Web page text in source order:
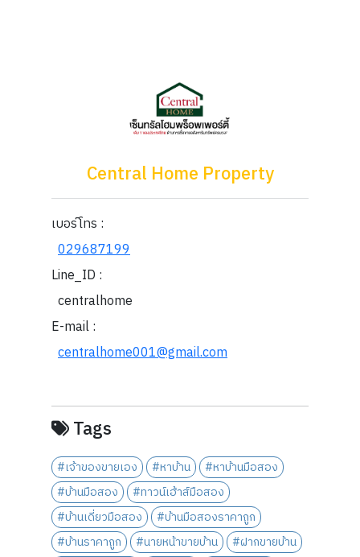
Central Home Property
เบอร์โทร :
029687199
Line_ID :
centralhome
E-mail :
centralhome001@gmail.com
Tags
#เจ้าของขายเอง #หาบ้าน
#หาบ้านมือสอง
#บ้านมือสอง
#ทาวน์เฮ้าส์มือสอง
#บ้านเดี่ยวมือสอง
#บ้านมือสองราคาถูก
#บ้านราคาถูก
#นายหน้าขายบ้าน
#ฝากขายบ้าน